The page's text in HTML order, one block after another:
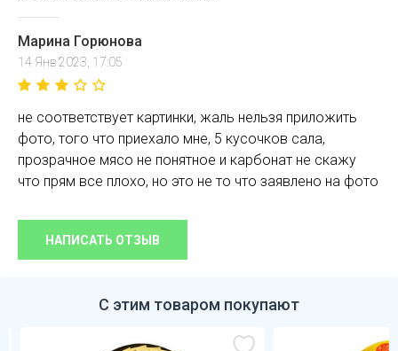
Марина Горюнова
14 Янв 2023, 17:05
не соответствует картинки, жаль нельзя приложить
фото, того что приехало мне, 5 кусочков сала,
прозрачное мясо не понятное и карбонат не скажу
что прям все плохо, но это не то что заявлено на фото
НАПИСАТЬ ОТЗЫВ
С этим товаром покупают